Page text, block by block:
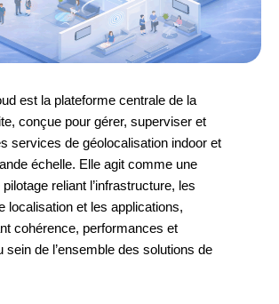
est la plateforme centrale de la
conçue pour gérer, superviser et
services de géolocalisation indoor et
échelle. Elle agit comme une
reliant l’infrastructure, les
localisation et les applications,
cohérence, performances et
sein de l’ensemble des solutions de